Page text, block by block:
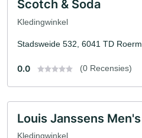
Scotch & Soda
Kledingwinkel
Stadsweide 532, 6041 TD
0.0 (0 Recensies)
Louis Janssens
Kledingwinkel